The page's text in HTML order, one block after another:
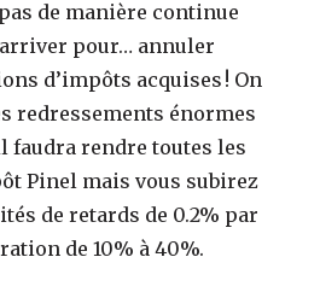
de manière continue
pour… annuler
d’impôts acquises ! On
redressements énormes
faudra rendre toutes les
Pinel mais vous subirez
de retards de 0.2% par
de 10% à 40%.